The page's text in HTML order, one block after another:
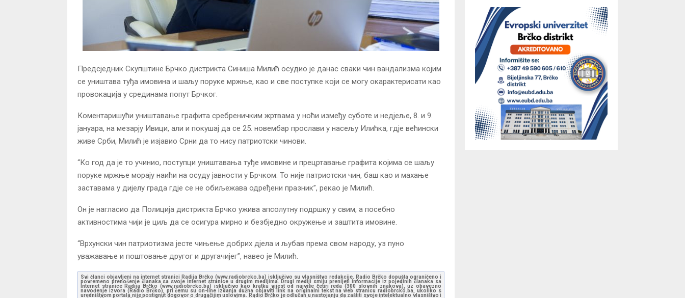
Предсједник Скупштине Брчко дистрикта Синиша Милић осудио је данас сваки чин вандализма којим
се уништава туђа имовина и шаљу поруке мржње, као и све поступке који се могу окарактерисати као
провокација у срединама попут Брчког.
Коментаришући уништавање графита сребреничким жртвама у ноћи између суботе и недјеље, 8. и 9.
јануара, на мезарју Ивици, али и покушај да се 25. новембар прослави у насељу Илићка, гдје већински
живе Срби, Милић је изјавио Срни да то нису патриотски чинови.
“Ко год да је то учинио, поступци уништавања туђе имовине и прецртавање графита којима се шаљу
поруке мржње морају наићи на осуду јавности у Брчком. То није патриотски чин, баш као и махање
заставама у дијелу града гдје се не обиљежава одређени празник”, рекао је Милић.
Он је нагласио да Полиција дистрикта Брчко ужива апсолутну подршку у свим, а посебно
активностима чији је циљ да се осигура мирно и безбједно окружење и заштита имовине.
“Врхунски чин патриотизма јесте чињење добрих дјела и љубав према свом народу, уз пуно
уважавање и поштовање другог и другачијег”, навео је Милић.
Svi članci objavljeni na internet stranici Radija Brčko (www.radiobrcko.ba) isključivo su vlasništvo redakcije. Radio Brčko dopušta ograničeno i
povremeno prenošenje članaka sa svoje internet stranice u drugim medijima. Drugi mediji smiju prenijeti informacije iz pojedinih članaka sa
Internet stranice Radija Brčko (www.radiobrcko.ba) isključivo kao kratku vijest od najviše četiri reda (300 slovnih znakova), uz obavezno
navođenje izvora (Radio Brčko), pri čemu su on-line izdanja dužna objaviti link na originalni tekst na web stranicu radiobrcko.ba, ukoliko s
uredništvom portala nije postignut dogovor o drugačijim uslovima. Radio Brčko je odlučan u nastojanju da zaštiti svoje intelektualno vlasništvo i